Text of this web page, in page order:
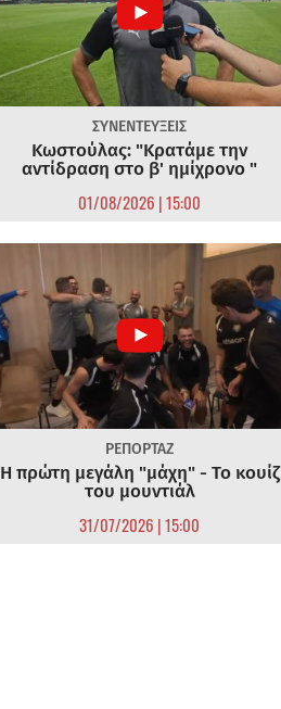
ΣΥΝΕΝΤΕΥΞΕΙΣ
Κωστούλας: "Κρατάμε την
αντίδραση στο β' ημίχρονο "
01/08/2026 | 15:00
ΡΕΠΟΡΤΑΖ
Η πρώτη μεγάλη "μάχη" - Το κουίζ
του μουντιάλ
31/07/2026 | 15:00